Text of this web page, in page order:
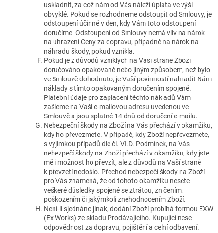
uskladnit, za což nám od Vás náleží úplata ve výši
obvyklé. Pokud se rozhodneme odstoupit od Smlouvy, je
odstoupení účinné v den, kdy Vám toto odstoupení
doručíme. Odstoupení od Smlouvy nemá vliv na nárok
na uhrazení Ceny za dopravu, případně na nárok na
náhradu škody, pokud vznikla.
Pokud je z důvodů vzniklých na Vaší straně Zboží
doručováno opakovaně nebo jiným způsobem, než bylo
ve Smlouvě dohodnuto, je Vaší povinností nahradit Nám
náklady s tímto opakovaným doručením spojené.
Platební údaje pro zaplacení těchto nákladů Vám
zašleme na Vaši e-mailovou adresu uvedenou ve
Smlouvě a jsou splatné 14 dnů od doručení e-mailu.
Nebezpeční škody na Zboží na Vás přechází v okamžiku,
kdy ho převezmete. V případě, kdy Zboží nepřevezmete,
s výjimkou případů dle čl. VI.D. Podmínek, na Vás
nebezpečí škody na Zboží přechází v okamžiku, kdy jste
měli možnost ho převzít, ale z důvodů na Vaší straně
k převzetí nedošlo. Přechod nebezpečí škody na Zboží
pro Vás znamená, že od tohoto okamžiku nesete
veškeré důsledky spojené se ztrátou, zničením,
poškozením či jakýmkoli znehodnocením Zboží.
Není-li sjednáno jinak, dodání Zboží probíhá formou EXW
(Ex Works) ze skladu Prodávajícího. Kupující nese
odpovědnost za dopravu, pojištění a celní odbavení.